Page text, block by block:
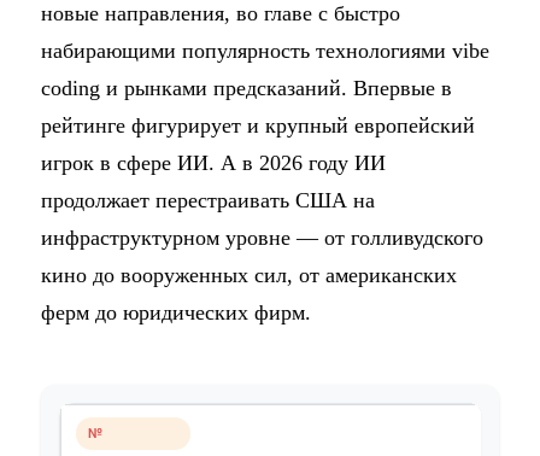
новые направления, во главе с быстро
набирающими популярность технологиями vibe
coding и рынками предсказаний. Впервые в
рейтинге фигурирует и крупный европейский
игрок в сфере ИИ. А в 2026 году ИИ
продолжает перестраивать США на
инфраструктурном уровне — от голливудского
кино до вооруженных сил, от американских
ферм до юридических фирм.